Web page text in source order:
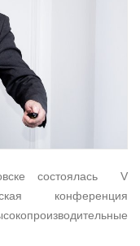
состоялась V
конференция
ссылка)